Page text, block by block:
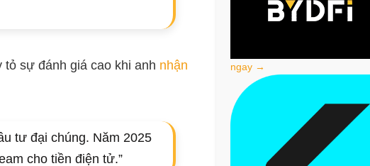
sự đánh giá cao khi anh nhận
tư đại chúng. Năm 2025
cho tiền điện tử.”
ngay →